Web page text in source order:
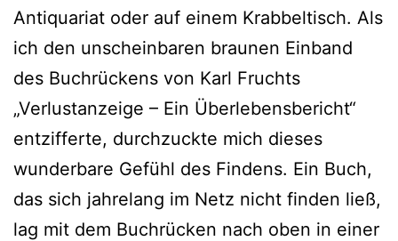
Antiquariat oder auf einem Krabbeltisch. Als
ich den unscheinbaren braunen Einband
des Buchrückens von Karl Fruchts
„Verlustanzeige – Ein Überlebensbericht“
entzifferte, durchzuckte mich dieses
wunderbare Gefühl des Findens. Ein Buch,
das sich jahrelang im Netz nicht finden ließ,
lag mit dem Buchrücken nach oben in einer